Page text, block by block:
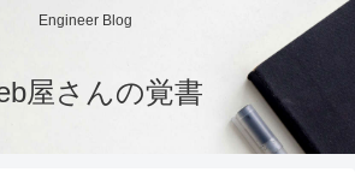
Engineer Blog
屋さんの覚書